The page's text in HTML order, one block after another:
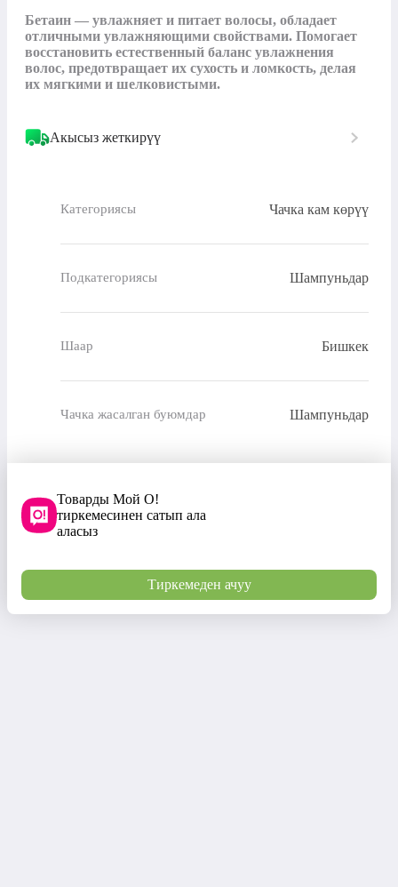
Бетаин — увлажняет и питает волосы, обладает
отличными увлажняющими свойствами. Помогает
восстановить естественный баланс увлажнения
волос, предотвращает их сухость и ломкость, делая
их мягкими и шелковистыми.
Акысыз жеткирүү
Категориясы Чачка кам көрүү
Подкатегориясы Шампуньдар
Шаар Бишкек
Чачка жасалган буюмдар Шампуньдар
Товарды Мой О!
тиркемесинен сатып ала
аласыз
Тиркемеден ачуу